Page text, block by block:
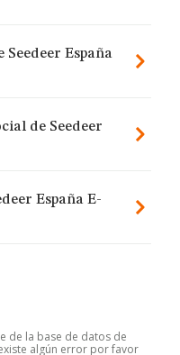
Seedeer España
de Seedeer
España E-
de la base de datos de
existe algún error por favor